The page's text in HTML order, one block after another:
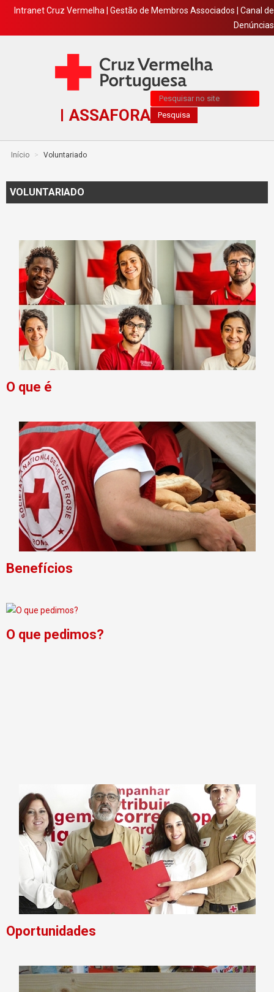
Intranet Cruz Vermelha Gestão de Membros Associados
Canal de
Denúncias
ASSAFORA
Pesquisa...
Pesquisa
Início > Voluntariado
VOLUNTARIADO
O que é
Benefícios
O que pedimos?
Oportunidades